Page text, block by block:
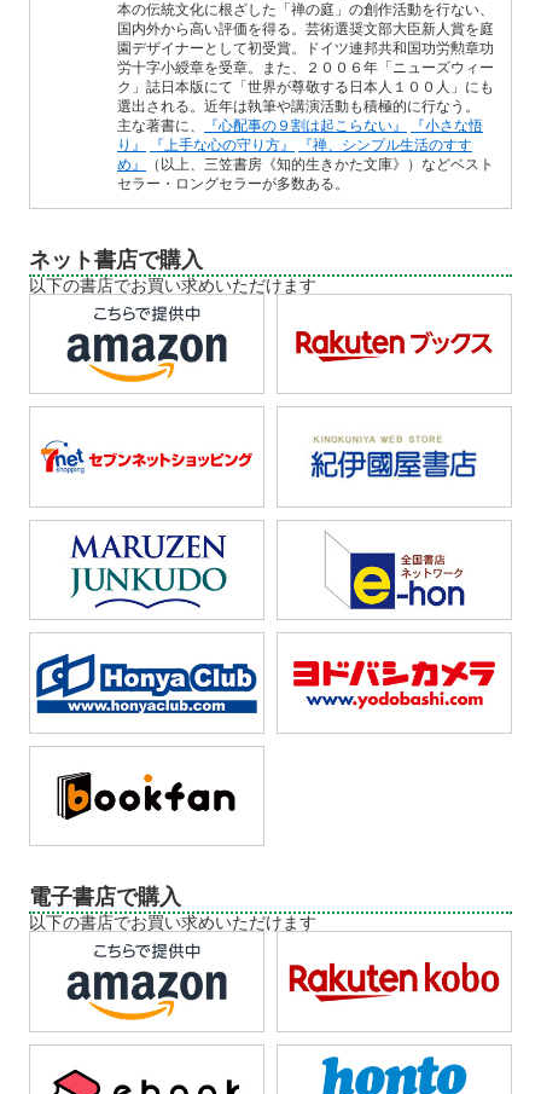
本の伝統文化に根ざした「禅の庭」の創作活動を行ない、
国内外から高い評価を得る。芸術選奨文部大臣新人賞を庭
園デザイナーとして初受賞。ドイツ連邦共和国功労勲章功
労十字小綬章を受章。また、２００６年「ニューズウィー
ク」誌日本版にて「世界が尊敬する日本人１００人」にも
選出される。近年は執筆や講演活動も積極的に行なう。
主な著書に、
『心配事の９割は起こらない』
『小さな悟
り』
『上手な心の守り方』
『禅、シンプル生活のすす
め』
（以上、三笠書房《知的生きかた文庫》）などベスト
セラー・ロングセラーが多数ある。
ネット書店で購入
以下の書店でお買い求めいただけます
電子書店で購入
以下の書店でお買い求めいただけます